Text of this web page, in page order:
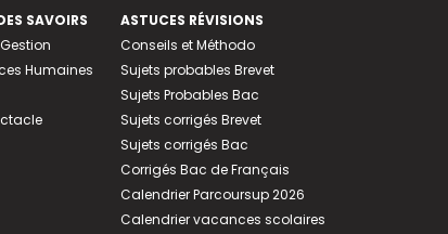
SAVOIRS
Humaines
ASTUCES RÉVISIONS
Conseils et Méthodo
Sujets probables Brevet
Sujets Probables Bac
Sujets corrigés Brevet
Sujets corrigés Bac
Corrigés Bac de Français
Calendrier Parcoursup 2026
Calendrier vacances scolaires